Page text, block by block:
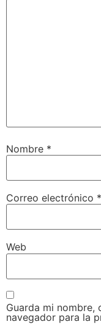
Nombre *
Correo electrónico *
Web
Guarda mi
navegador para la